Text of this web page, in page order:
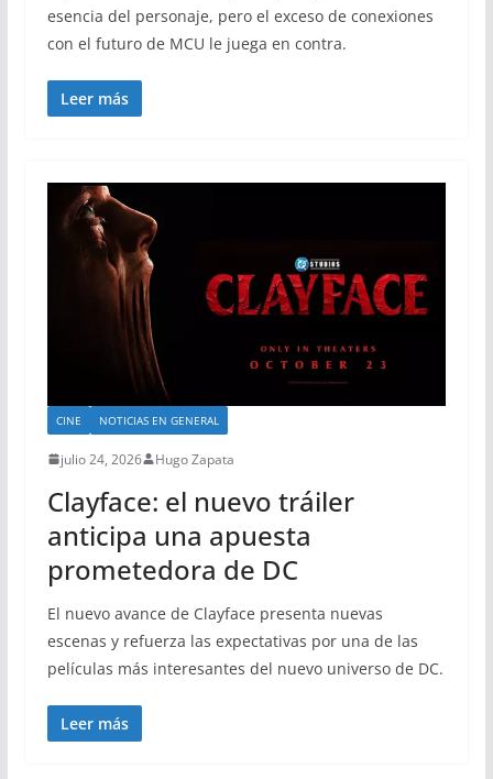
esencia del personaje, pero el exceso de conexiones
con el futuro de MCU le juega en contra.
Leer más
CINE NOTICIAS EN GENERAL
julio 24, 2026 Hugo Zapata
Clayface: el nuevo tráiler
anticipa una apuesta
prometedora de DC
El nuevo avance de Clayface presenta nuevas
escenas y refuerza las expectativas por una de las
películas más interesantes del nuevo universo de DC.
Leer más